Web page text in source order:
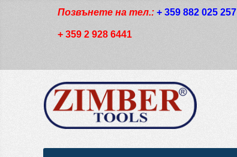
Позвънете на тел.: + 359 882 025 257
+ 359 2 928 6441